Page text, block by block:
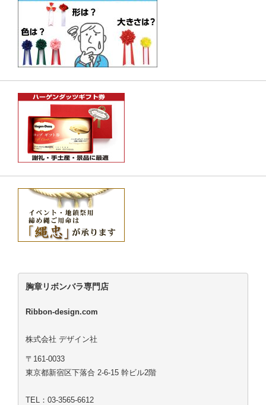
胸章リボンバラ専門店
Ribbon-design.com
株式会社 デザイン社
〒161-0033
東京都新宿区下落合 2-6-15 幹ビル2階
TEL：03-3565-6612